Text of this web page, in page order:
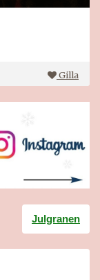
Gilla
Julgranen